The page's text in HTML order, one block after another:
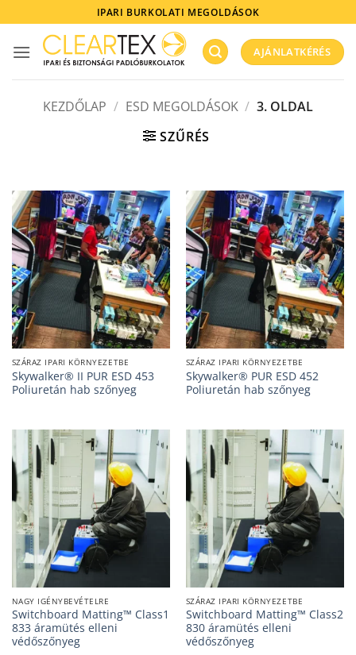
to
content
IPARI BURKOLATI MEGOLDÁSOK
AJÁNLATKÉRÉS
KEZDŐLAP / ESD MEGOLDÁSOK / 3. OLDAL
SZŰRÉS
SZÁRAZ IPARI KÖRNYEZETBE
Skywalker® II PUR ESD 453
Poliuretán hab szőnyeg
SZÁRAZ IPARI KÖRNYEZETBE
Skywalker® PUR ESD 452
Poliuretán hab szőnyeg
NAGY IGÉNYBEVÉTELRE
Switchboard Matting™ Class1
833 áramütés elleni
védőszőnyeg
SZÁRAZ IPARI KÖRNYEZETBE
Switchboard Matting™ Class2
830 áramütés elleni
védőszőnyeg